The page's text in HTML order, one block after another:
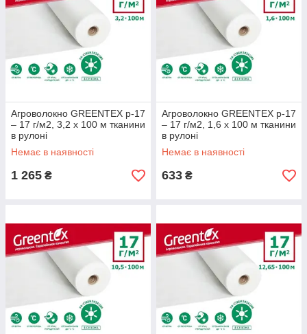
Агроволокно GREENTEX p-17
– 17 г/м2, 3,2 x 100 м тканини
в рулоні
Немає в наявності
1 265 ₴
Агроволокно GREENTEX p-17
– 17 г/м2, 1,6 x 100 м тканини
в рулоні
Немає в наявності
633 ₴